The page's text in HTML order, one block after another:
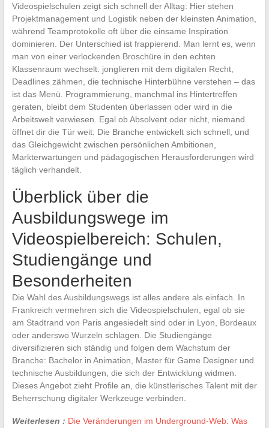
Videospielschulen zeigt sich schnell der Alltag: Hier stehen
Projektmanagement und Logistik neben der kleinsten Animation,
während Teamprotokolle oft über die einsame Inspiration
dominieren. Der Unterschied ist frappierend. Man lernt es, wenn
man von einer verlockenden Broschüre in den echten
Klassenraum wechselt: jonglieren mit dem digitalen Recht,
Deadlines zähmen, die technische Hinterbühne verstehen – das
ist das Menü. Programmierung, manchmal ins Hintertreffen
geraten, bleibt dem Studenten überlassen oder wird in die
Arbeitswelt verwiesen. Egal ob Absolvent oder nicht, niemand
öffnet dir die Tür weit: Die Branche entwickelt sich schnell, und
das Gleichgewicht zwischen persönlichen Ambitionen,
Markterwartungen und pädagogischen Herausforderungen wird
täglich verhandelt.
Überblick über die
Ausbildungswege im
Videospielbereich: Schulen,
Studiengänge und
Besonderheiten
Die Wahl des Ausbildungswegs ist alles andere als einfach. In
Frankreich vermehren sich die Videospielschulen, egal ob sie
am Stadtrand von Paris angesiedelt sind oder in Lyon, Bordeaux
oder anderswo Wurzeln schlagen. Die Studiengänge
diversifizieren sich ständig und folgen dem Wachstum der
Branche: Bachelor in Animation, Master für Game Designer und
technische Ausbildungen, die sich der Entwicklung widmen.
Dieses Angebot zieht Profile an, die künstlerisches Talent mit der
Beherrschung digitaler Werkzeuge verbinden.
Weiterlesen : Die Veränderungen im Underground-Web: Was